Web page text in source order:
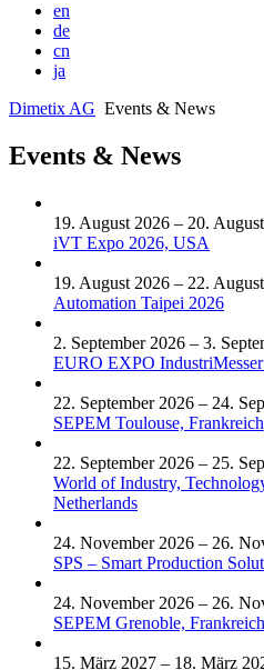
en
de
cn
ja
Dimetix AG Events & News
Events & News
19. August 2026 – 20.
iVT Expo 2026, USA
19. August 2026 – 22.
Automation Taipei 2026
2. September 2026 – 3.
EURO EXPO
22. September 2026 – 24.
SEPEM Toulouse, Frankreich
22. September 2026 – 25.
World of Industry,
Netherlands
24. November 2026 – 26.
SPS – Smart Production
24. November 2026 – 26.
SEPEM Grenoble, Frankreich
15. März 2027 – 18. März